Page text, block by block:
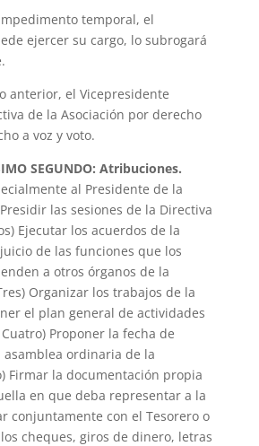
temporal, el
ejercer su cargo, lo subrogará
anterior, el Vicepresidente
de la Asociación por derecho
a voz y voto.
SEGUNDO: Atribuciones.
al Presidente de la
las sesiones de la Directiva
Ejecutar los acuerdos de la
de las funciones que los
a otros órganos de la
Organizar los trabajos de la
el plan general de actividades
Proponer la fecha de
ordinaria de la
Firmar la documentación propia
en que deba representar a la
conjuntamente con el Tesorero o
cheques, giros de dinero, letras